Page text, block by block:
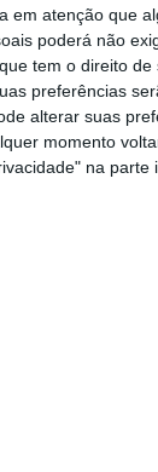
em atenção que
poderá não
tem o direito de
preferências
alterar suas
momento
na parte